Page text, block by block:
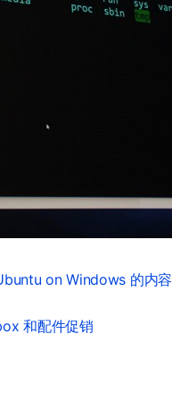
on Windows 的内容
和配件促销